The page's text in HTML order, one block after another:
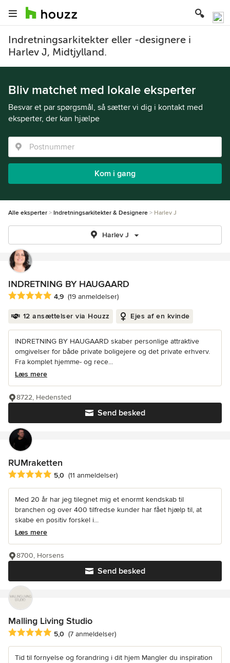
Indretningsarkitekter eller -designere i
Harlev J, Midtjylland.
Bliv matchet med lokale eksperter
Besvar et par spørgsmål, så sætter vi dig i kontakt med
eksperter, der kan hjælpe
Kom i gang
Alle eksperter Indretningsarkitekter & Designere Harlev J
Harlev J
INDRETNING BY HAUGAARD
Gennemsnitlig bedømmelse: 4.9 ud af 5 stjerner
4,9 (19 anmeldelser)
12 ansættelser via Houzz Ejes af en kvinde
INDRETNING BY HAUGAARD skaber personlige attraktive
omgivelser for både private boligejere og det private erhverv.
Fra komplet hjemme- og rece...
Læs mere
Send besked
8722, Hedensted
RUMraketten
Gennemsnitlig bedømmelse: 5 ud af 5 stjerner
5,0 (11 anmeldelser)
Med 20 år har jeg tilegnet mig et enormt kendskab til
branchen og over 400 tilfredse kunder har fået hjælp til, at
skabe en positiv forskel i...
Læs mere
Send besked
8700, Horsens
Malling Living Studio
Gennemsnitlig bedømmelse: 5 ud af 5 stjerner
5,0 (7 anmeldelser)
Tid til fornyelse og forandring i dit hjem Mangler du inspiration